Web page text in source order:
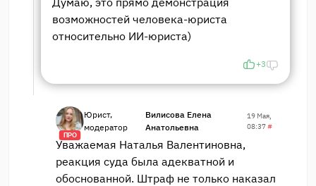
возможностей человека-юриста
относительно ИИ-юриста)
+3
ПРО
Юрист,
модератор
Вилисова Елена
Анатольевна
19 Мая,
08:37#
Уважаемая Наталья Валентиновна,
реакция суда была адекватной и
обоснованной. Штраф не только наказал